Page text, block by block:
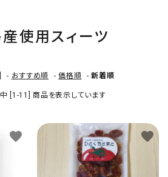
使用スィーツ
- おすすめ順 -価格順 -新着順
[1-11] 商品を表示しています
favorite favorite